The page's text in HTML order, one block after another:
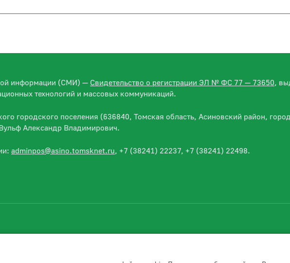
информации (СМИ) — Свидетельство о регистрации ЭЛ № ФС 77 — 73650,
технологий и массовых коммуникаций.
городского поселения (636840, Томская область, Асиновский район,
Александр Владимирович.
adminpos@asino.tomsknet.ru, +7 (38241) 22237, +7 (38241) 22498.